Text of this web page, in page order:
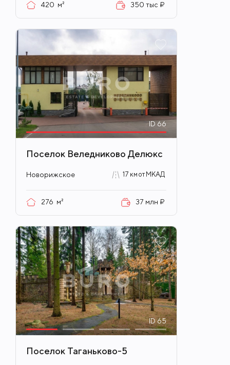
420 м² 350 тыс ₽
ID 66
Поселок Веледниково Делюкс
Новорижское 17 км от МКАД
276 м² 37 млн ₽
ID65
Поселок Таганьково-5